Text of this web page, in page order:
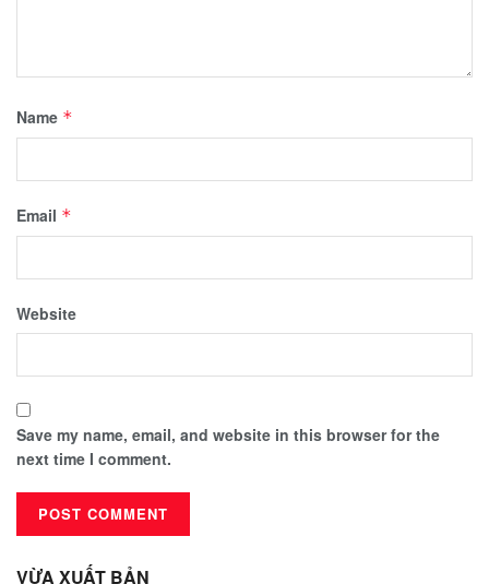
Name *
Email *
Website
Save my name, email, and website in this browser for the
next time I comment.
VỪA XUẤT BẢN